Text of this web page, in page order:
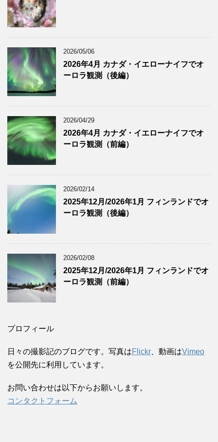
2026/05/06
2026年4月 カナダ・イエローナイフでオ
ーロラ観測（後編）
2026/04/29
2026年4月 カナダ・イエローナイフでオ
ーロラ観測（前編）
2026/02/14
2025年12月/2026年1月 フィンランドでオ
ーロラ観測（後編）
2026/02/08
2025年12月/2026年1月 フィンランドでオ
ーロラ観測（前編）
プロフィール
日々の撮影記のブログです。写真はFlickr 、動画はVimeo
を公開先に利用しています。
お問い合わせは以下からお願いします。
コンタクトフォーム